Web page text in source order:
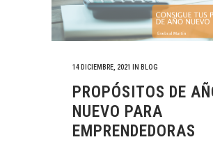
14 DICIEMBRE, 2021 IN BLOG
PROPÓSITOS DE
NUEVO PARA
EMPRENDEDORAS